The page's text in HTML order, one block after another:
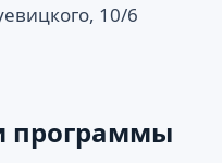
10/6
программы